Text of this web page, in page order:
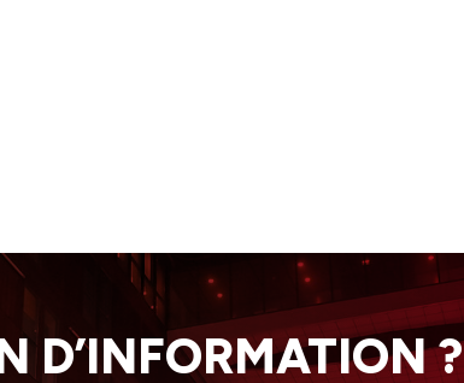
D’INFORMATION ?